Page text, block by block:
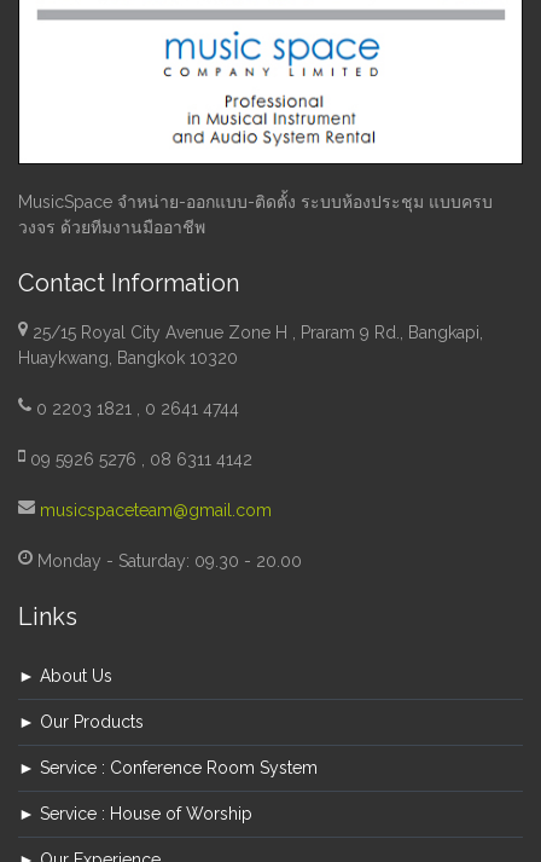
MusicSpace จำหน่าย-ออกแบบ-ติดตั้ง ระบบห้องประชุม แบบครบ
วงจร ด้วยทีมงานมืออาชีพ
Contact Information
25/15 Royal City Avenue Zone H , Praram 9 Rd., Bangkapi,
Huaykwang, Bangkok 10320
0 2203 1821 , 0 2641 4744
09 5926 5276 , 08 6311 4142
musicspaceteam@gmail.com
Monday - Saturday: 09.30 - 20.00
Links
► About Us
► Our Products
► Service : Conference Room System
► Service : House of Worship